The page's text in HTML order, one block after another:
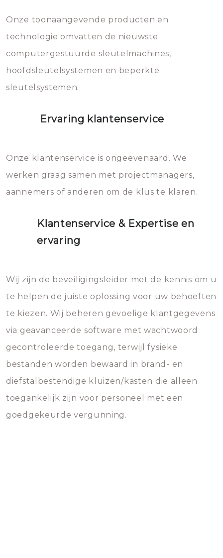
mee, die u gemakkelijk kunt
vermijden.
Onze toonaangevende producten en
technologie omvatten de nieuwste
computergestuurde sleutelmachines,
hoofdsleutelsystemen en beperkte
sleutelsystemen.
Ervaring klantenservice
Onze klantenservice is ongeëvenaard. We
werken graag samen met projectmanagers,
aannemers of anderen om de klus te klaren.
Klantenservice & Expertise en
ervaring
Wij zijn de beveiligingsleider met de kennis om u
te helpen de juiste oplossing voor uw behoeften
te kiezen. Wij beheren gevoelige klantgegevens
via geavanceerde software met wachtwoord
gecontroleerde toegang, terwijl fysieke
bestanden worden bewaard in brand- en
diefstalbestendige kluizen/kasten die alleen
toegankelijk zijn voor personeel met een
goedgekeurde vergunning.